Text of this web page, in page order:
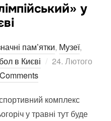
у
пам’ятки, Музеї,
в Києві
Posted
24. Лютого
комплекс
у травні тут буде